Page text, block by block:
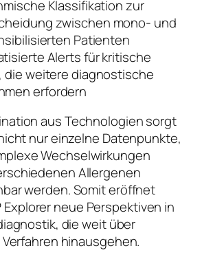
Klassifikation zur
zwischen mono- und
Patienten
Alerts für kritische
die weitere diagnostische
erfordern
aus Technologien sorgt
nur einzelne Datenpunkte,
Wechselwirkungen
Allergenen
werden. Somit eröffnet
Explorer neue Perspektiven in
die weit über
hinausgehen.